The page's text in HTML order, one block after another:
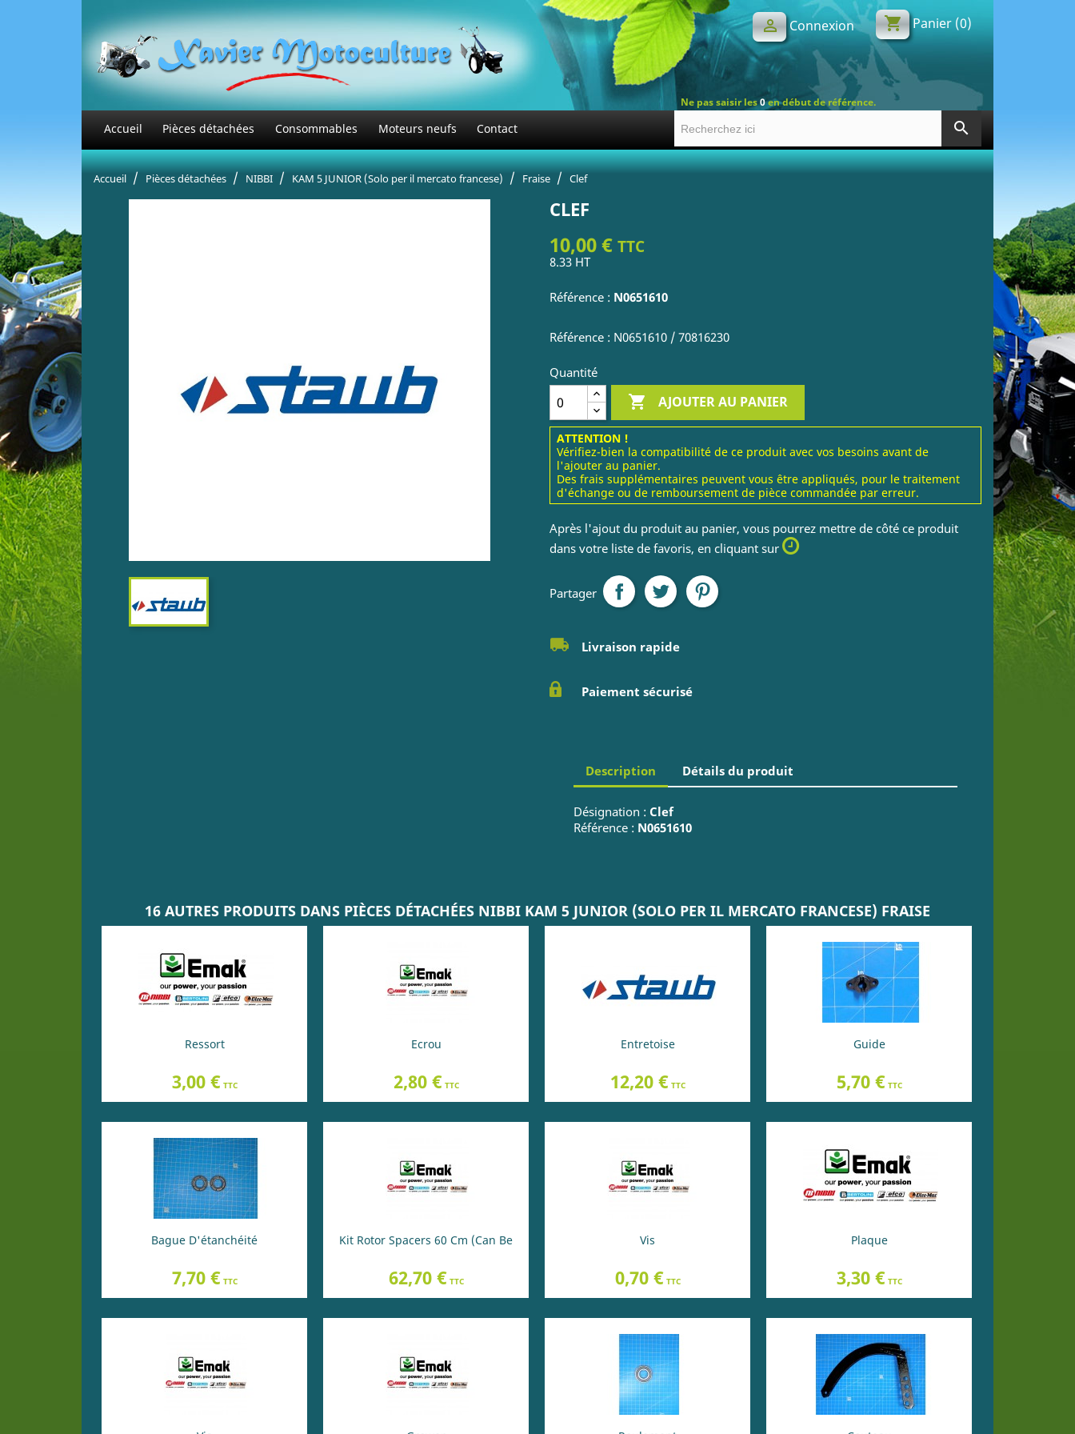
 Connexion shopping_cart Panier (0)
Accueil Pièces détachées Consommables Moteurs neufs Contact search
Ne pas saisir les0en début de référence.
Accueil Pièces détachées NIBBI KAM 5 JUNIOR (Solo per il mercato francese) Fraise Clef
CLEF
10,00 € TTC
8.33 HT
Référence : N0651610
Référence : N0651610 / 70816230
Quantité
 AJOUTER AU PANIER
ATTENTION !
Vérifiez-bien la compatibilité de ce produit avec vos besoins avant de
l'ajouter au panier.
Des frais supplémentaires peuvent vous être appliqués, pour le traitement
d'échange ou de remboursement de pièce commandée par erreur.
Après l'ajout du produit au panier, vous pourrez mettre de côté ce produit
dans votre liste de favoris, en cliquant sur
Partager
Livraison rapide
Paiement sécurisé
Description Détails du produit
Désignation : Clef
Référence : N0651610
16 AUTRES PRODUITS DANS PIÈCES DÉTACHÉES NIBBI KAM 5 JUNIOR (SOLO PER IL MERCATO FRANCESE) FRAISE
Ressort
Prix
3,00 € TTC
Ecrou
Prix
2,80 € TTC
Entretoise
Prix
12,20 € TTC
Guide
Prix
5,70 € TTC
Bague D'étanchéité
Prix
7,70 € TTC
Kit Rotor Spacers 60 Cm (Can Be
Prix
62,70 € TTC
Vis
Prix
0,70 € TTC
Plaque
Prix
3,30 € TTC